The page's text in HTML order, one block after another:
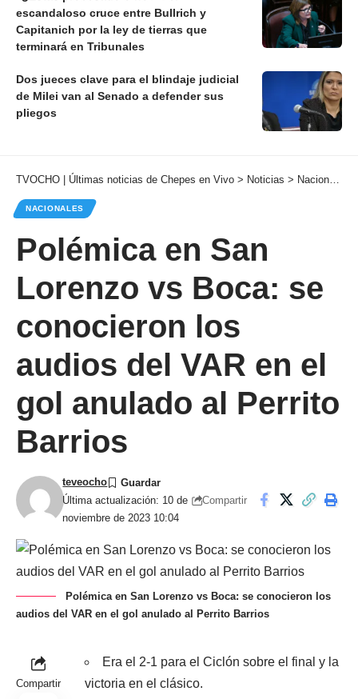
escandaloso cruce entre Bullrich y
Capitanich por la ley de tierras que
terminará en Tribunales
Dos jueces clave para el blindaje judicial
de Milei van al Senado a defender sus
pliegos
TVOCHO | Últimas noticias de Chepes en Vivo > Noticias > Nacionales
NACIONALES
Polémica en San
Lorenzo vs Boca: se
conocieron los
audios del VAR en el
gol anulado al Perrito
Barrios
Última actualización: 10 de
noviembre de 2023 10:04
teveocho
Compartir
Polémica en San Lorenzo vs Boca: se conocieron los
audios del VAR en el gol anulado al Perrito Barrios
Compartir
Era el 2-1 para el Ciclón sobre el final y la
victoria en el clásico.